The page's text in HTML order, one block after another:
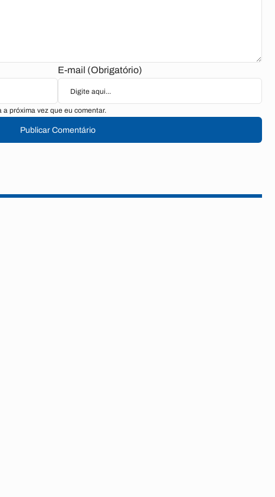
E-mail (Obrigatório)
próxima vez que eu comentar.
Publicar Comentário